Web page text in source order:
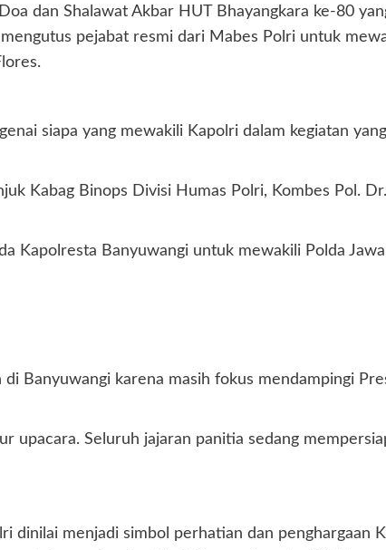
dan Shalawat Akbar HUT Bhayangkara ke-80
pejabat resmi dari Mabes Polri untuk
siapa yang mewakili Kapolri dalam kegiatan
Kabag Binops Divisi Humas Polri, Kombes Pol.
Kapolresta Banyuwangi untuk mewakili Polda
Banyuwangi karena masih fokus mendampingi
upacara. Seluruh jajaran panitia sedang
dinilai menjadi simbol perhatian dan penghargaan